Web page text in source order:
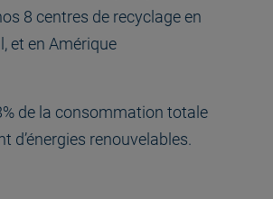
8 centres de recyclage en
et en Amérique
de la consommation totale
d’énergies renouvelables.